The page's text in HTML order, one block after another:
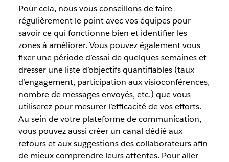
Pour cela, nous vous conseillons de faire
régulièrement le point avec vos équipes pour
savoir ce qui fonctionne bien et identifier les
zones à améliorer. Vous pouvez également vous
fixer une période d’essai de quelques semaines et
dresser une liste d’objectifs quantifiables (taux
d’engagement, participation aux visioconférences,
nombre de messages envoyés, etc.) que vous
utiliserez pour mesurer l’efficacité de vos efforts.
Au sein de votre plateforme de communication,
vous pouvez aussi créer un canal dédié aux
retours et aux suggestions des collaborateurs afin
de mieux comprendre leurs attentes. Pour aller